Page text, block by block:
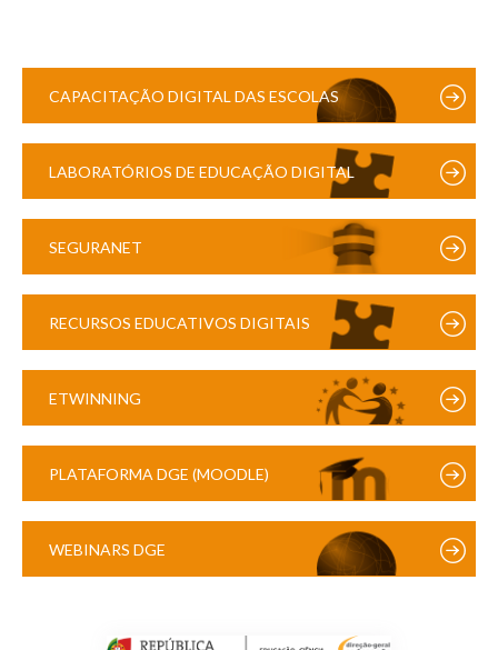
CAPACITAÇÃO DIGITAL DAS ESCOLAS
LABORATÓRIOS DE EDUCAÇÃO DIGITAL
SEGURANET
RECURSOS EDUCATIVOS DIGITAIS
ETWINNING
PLATAFORMA DGE (MOODLE)
WEBINARS DGE